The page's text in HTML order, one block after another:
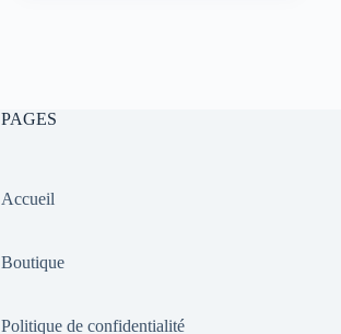
PAGES
Accueil
Boutique
Politique de confidentialité